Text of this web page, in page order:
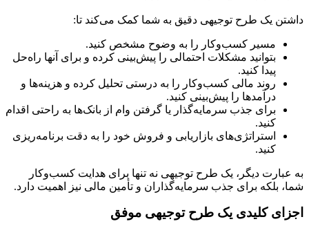
داشتن یک طرح توجیهی دقیق به شما کمک می‌کند تا:
مسیر کسب‌وکار را به وضوح مشخص کنید.
بتوانید مشکلات احتمالی را پیش‌بینی کرده و برای آنها راه‌حل
پیدا کنید.
روند مالی کسب‌وکار را به درستی تحلیل کرده و هزینه‌ها و
درآمدها را پیش‌بینی کنید.
برای جذب سرمایه‌گذار یا گرفتن وام از بانک‌ها به راحتی اقدام
کنید.
استراتژی‌های بازاریابی و فروش خود را به دقت برنامه‌ریزی
کنید.
به عبارت دیگر، یک طرح توجیهی نه تنها برای هدایت کسب‌وکار
شما، بلکه برای جذب سرمایه‌گذاران و تأمین مالی نیز اهمیت دارد.
اجزای کلیدی یک طرح توجیهی موفق